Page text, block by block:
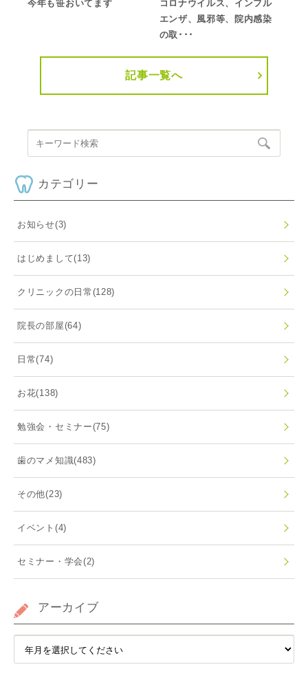
今年も笹おいてます
コロナウイルス、インフル
エンザ、風邪等、院内感染
の取･･･
記事一覧へ
カテゴリー
お知らせ(3)
はじめまして(13)
クリニックの日常(128)
院長の部屋(64)
日常(74)
お花(138)
勉強会・セミナー(75)
歯のマメ知識(483)
その他(23)
イベント (4)
セミナー・学会(2)
アーカイブ